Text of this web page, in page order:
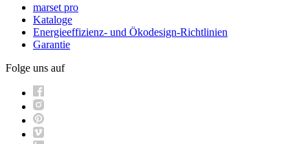
marset pro
Kataloge
Energieeffizienz- und Ökodesign-Richtlinien
Garantie
Folge uns auf